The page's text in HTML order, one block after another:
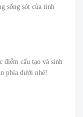
sống sót của tinh
điểm cấu tạo và sinh
phía dưới nhé!